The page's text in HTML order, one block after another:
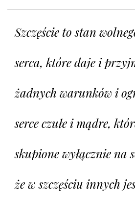
Szczęście to stan
serca, które daje i
żadnych warunków i
serce czułe i mądre,
skupione wyłącznie na
że w szczęściu innych